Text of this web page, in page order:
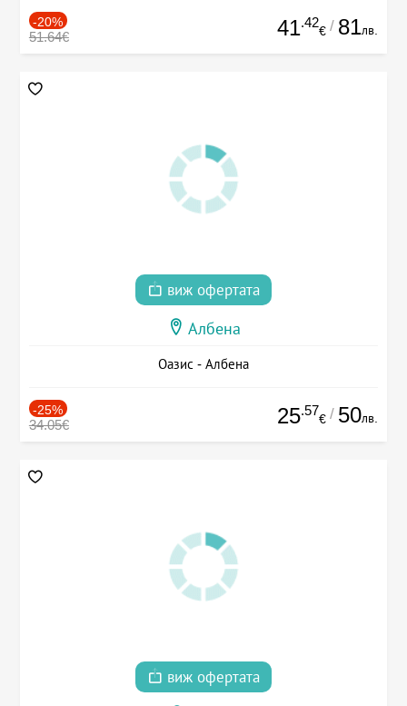
-20%
51.64€ 41.42
€ / 81лв.
виж офертата
Албена
Оазис - Албена
-25%
34.05€ 25.57
€ / 50лв.
виж офертата